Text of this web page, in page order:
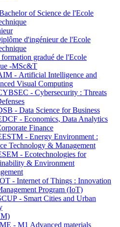
of Science de l'Ecole
d'ingénieur de l'Ecole
gradué de l'Ecole
-MSc&T
- Artificial Intelligence and
Visual Computing
- Cybersecurity : Threats
- Data Science for Business
- Economics, Data Analytics
Finance
- Energy Environment :
Technology & Management
- Ecotechnologies for
& Environment
- Internet of Things : Innovation
Program (IoT)
- Smart Cities and Urban
- M1 Advanced materials